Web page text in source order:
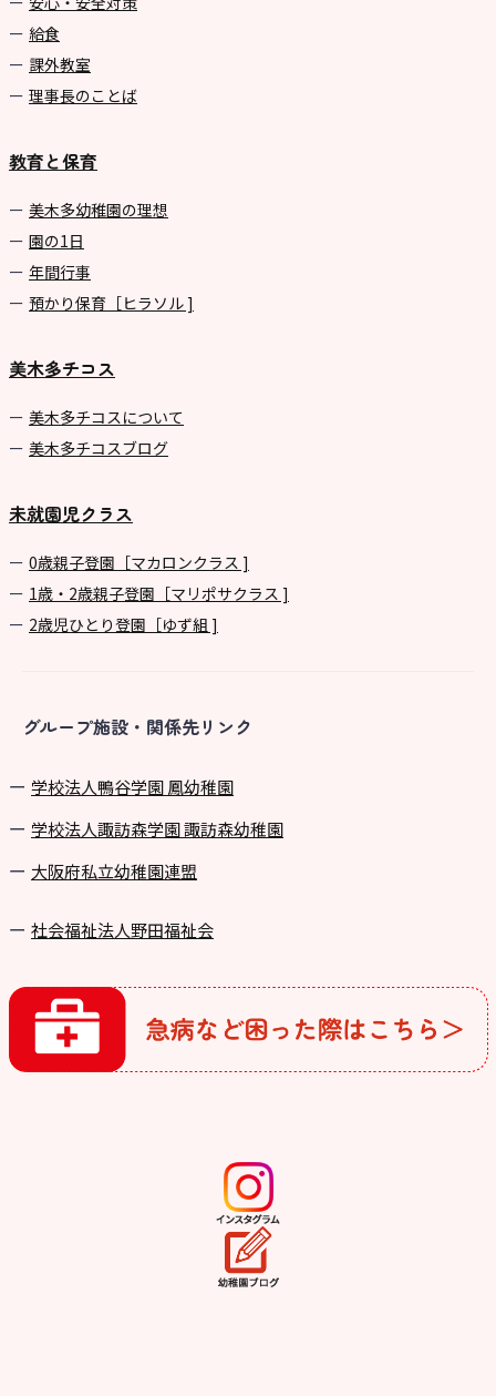
給食
課外教室
理事長のことば
教育と保育
美⽊多幼稚園の理想
園の1⽇
年間⾏事
預かり保育［ヒラソル ]
美木多チコス
美⽊多チコスについて
美⽊多チコスブログ
未就園児クラス
0歳親子登園［マカロンクラス ]
1歳・2歳親子登園［マリポサクラス ]
2歳児ひとり登園［ゆず組 ]
グループ施設・関係先リンク
学校法⼈鴨⾕学園 鳳幼稚園
学校法⼈諏訪森学園 諏訪森幼稚園
⼤阪府私⽴幼稚園連盟
社会福祉法人野田福祉会